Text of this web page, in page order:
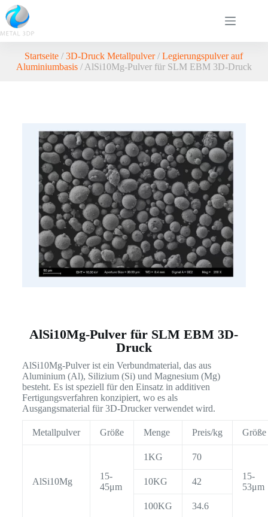
Startseite /3D-Druck Metallpulver/Legierungspulver auf
Aluminiumbasis/ AlSi10Mg-Pulver für SLM EBM 3D-Druck
AlSi10Mg-Pulver für SLM EBM 3D-
Druck
AlSi10Mg-Pulver ist ein Verbundmaterial, das aus
Aluminium (Al), Silizium (Si) und Magnesium (Mg)
besteht. Es ist speziell für den Einsatz in additiven
Fertigungsverfahren konzipiert, wo es als
Ausgangsmaterial für 3D-Drucker verwendet wird.
Metallpulver Größe Menge Preis/kg Größe
AlSi10Mg
15-
45μm
1KG
70
15-
53μm
10KG 42
100KG 34.6